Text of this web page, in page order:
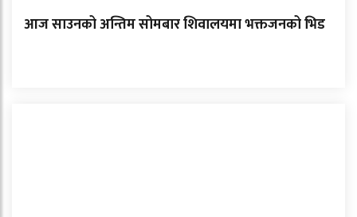
आज साउनको अन्तिम सोमबार शिवालयमा भक्तजनको भिड